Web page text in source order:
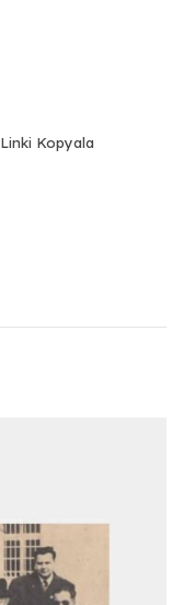
Linki Kopyala